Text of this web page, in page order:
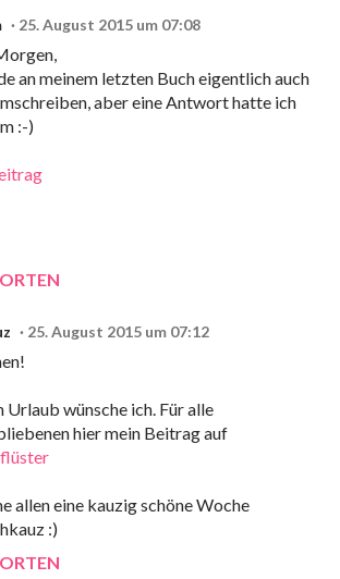
25. August 2015 um 07:08
an meinem letzten Buch eigentlich auch
aber eine Antwort hatte ich
:-)
25. August 2015 um 07:12
Urlaub wünsche ich. Für alle
hier mein Beitrag auf
allen eine kauzig schöne Woche
:)